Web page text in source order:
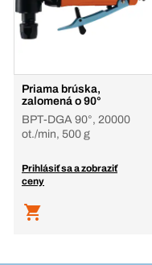
Priama brúska,
zalomená o 90°
BPT-DGA 90°, 20000
ot./min, 500 g
Prihlásiť sa a zobraziť
ceny